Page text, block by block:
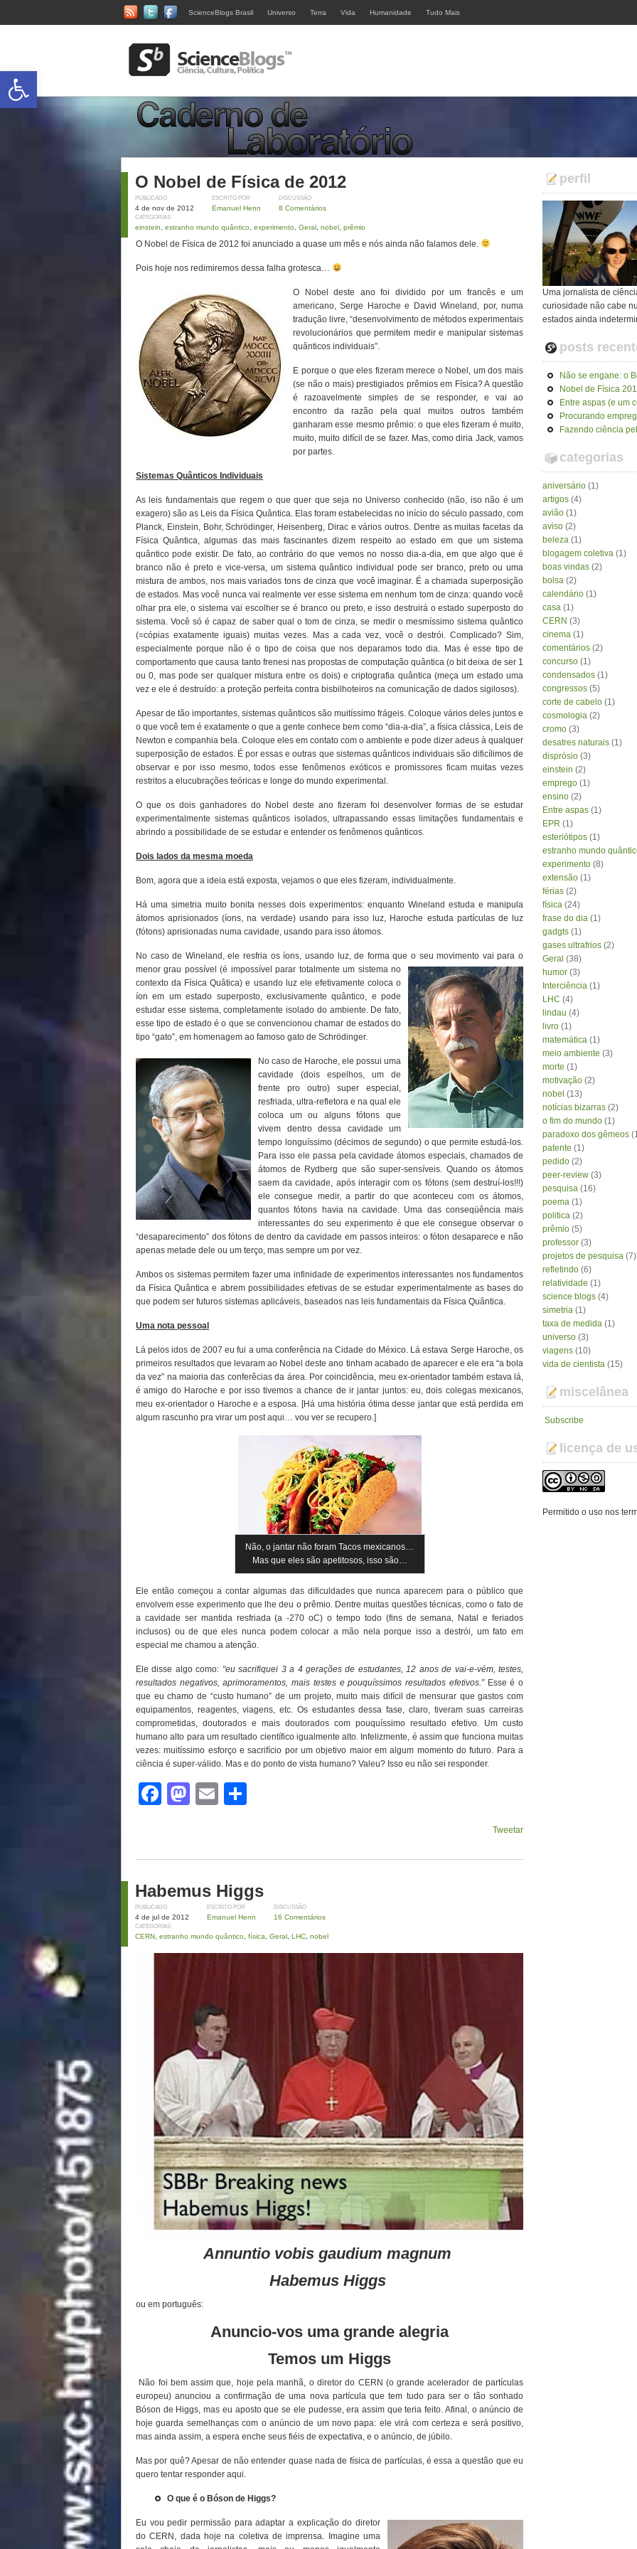
ScienceBlogs Brasil Universo Terra Vida Humanidade Tudo Mais
O Nobel de Física de 2012
PUBLICADO
4 de nov de 2012
ESCRITO POR
Emanuel Henn
DISCUSSÃO
8 Comentários
CATEGORIAS
einstein estranho mundo quântico experimento Geral nobel prêmio
O Nobel de Física de 2012 foi anunciado a quase um mês e nós ainda não falamos dele.
Pois hoje nos redimiremos dessa falha grotesca…
O Nobel deste ano foi dividido por um francês e um
americano, Serge Haroche e David Wineland, por, numa
tradução livre, “desenvolvimento de métodos experimentais
revolucionários que permitem medir e manipular sistemas
quânticos individuais”.
E porque o que eles fizeram merece o Nobel, um dos mais
(se não o mais) prestigiados prêmios em Física? A questão
é razoavelmente simples de se responder, e vai ao
encontro da razão pela qual muitos outros também
ganharam esse mesmo prêmio: o que eles fizeram é muito,
muito, muito difícil de se fazer. Mas, como diria Jack, vamos
por partes.
Sistemas Quânticos Individuais
As leis fundamentais que regem o que quer que seja no Universo conhecido (não, iso não é um
exagero) são as Leis da Física Quântica. Elas foram estabelecidas no início do século passado, com
Planck, Einstein, Bohr, Schrödinger, Heisenberg, Dirac e vários outros. Dentre as muitas facetas da
Física Quântica, algumas das mais fascinantes dizem respeito ao estado em que um sistema
quântico pode existir. De fato, ao contrário do que vemos no nosso dia-a-dia, em que algo que é
branco não é preto e vice-versa, um sistema quântico individual pode ser branco, preto ou uma
mistura de ambos, nos mais variados tons de cinza que você imaginar. É a chamada superposição
de estados. Mas você nunca vai realmente ver esse sistema em nenhum tom de cinza: quando você
olhar pra ele, o sistema vai escolher se é branco ou preto, e isso destruirá o estado superposto do
sistema. Você só é capaz de saber qual o tom de cinza, se medir o mesmíssimo sistema quântico
(=cópias exatamente iguais) muitas vezes. Mas a cada vez, você o destrói. Complicado? Sim,
especialmente porque não é o tipo de coisa que nos deparamos todo dia. Mas é esse tipo de
comportamento que causa tanto frenesi nas propostas de computação quântica (o bit deixa de ser 1
ou 0, mas pode ser qualquer mistura entre os dois) e criptografia quântica (meça um estado uma
vez e ele é destruído: a proteção perfeita contra bisbilhoteiros na comunicação de dados sigilosos).
Apesar de tão importantes, sistemas quânticos são muitíssimo frágeis. Coloque vários deles juntos e
o que você tem é exatamente o que a gente conhece bem como “dia-a-dia”, a física clássica, Leis de
Newton e companhia bela. Coloque eles em contato com o ambiente e pode dizer adeus à qualquer
superposição de estados. É por essas e outras que sistemas quânticos individuais são dificílimos de
observar e por isso mesmo, todos esse fenômenos exóticos e promissores ficam muitas vezes
restritos a elucubrações teóricas e longe do mundo experimental.
O que os dois ganhadores do Nobel deste ano fizeram foi desenvolver formas de se estudar
experimentalmente sistemas quânticos isolados, ultrapassando essas limitações fundamentais e
abrindo a possibilidade de se estudar e entender os fenômenos quânticos.
Dois lados da mesma moeda
Bom, agora que a ideia está exposta, vejamos o que eles fizeram, individualmente.
Há uma simetria muito bonita nesses dois experimentos: enquanto Wineland estuda e manipula
átomos aprisionados (íons, na verdade) usando para isso luz, Haroche estuda partículas de luz
(fótons) aprisionadas numa cavidade, usando para isso átomos.
No caso de Wineland, ele resfria os íons, usando luz, de forma que o seu movimento vai para o
menor grau possível (é impossível parar totalmente um sistema no
contexto da Física Quâtica) e usando luz ele efetivamente coloca o
íon em um estado superposto, exclusivamente quântico, e pode
estudar esse sistema, completamente isolado do ambiente. De fato,
esse tipo de estado é o que se convencionou chamar de estados do
tipo “gato”, em homenagem ao famoso gato de Schrödinger.
No caso de Haroche, ele possui uma
cavidade (dois espelhos, um de
frente pro outro) super especial,
resfriada, ultra-refletora e na qual ele
coloca um ou alguns fótons que
vivem dentro dessa cavidade um
tempo longuíssimo (décimos de segundo) o que permite estudá-los.
Para isso ele passa pela cavidade átomos especiais, chamados de
átomos de Rydberg que são super-sensíveis. Quando os átomos
saem da cavidade, após interagir com os fótons (sem destruí-los!!!)
ele consegue medir, a partir do que aconteceu com os átomos,
quantos fótons havia na cavidade. Uma das conseqüência mais
interessantes do seu experimento é que ele consegue observar o
“desaparecimento” dos fótons de dentro da cavidade em passos inteiros: o fóton desaparece e não
apenas metade dele ou um terço, mas sempre um por vez.
Ambos os sistemas permitem fazer uma infinidade de experimentos interessantes nos fundamentos
da Física Quântica e abrem possibilidades efetivas de se estudar experimentalmente as bases do
que podem ser futuros sistemas aplicáveis, baseados nas leis fundamentais da Física Quântica.
Uma nota pessoal
Lá pelos idos de 2007 eu fui a uma conferência na Cidade do México. Lá estava Serge Haroche, os
primeiros resultados que levaram ao Nobel deste ano tinham acabado de aparecer e ele era “a bola
da vez” na maioria das conferêcias da área. Por coincidência, meu ex-orientador também estava lá,
é amigo do Haroche e por isso tivemos a chance de ir jantar juntos: eu, dois colegas mexicanos,
meu ex-orientador o Haroche e a esposa. [Há uma história ótima desse jantar que está perdida em
algum rascunho pra virar um post aqui… vou ver se recupero.]
Não, o jantar não foram Tacos mexicanos…
Mas que eles são apetitosos, isso são…
Ele então começou a contar algumas das dificuldades que nunca aparecem para o público que
envolvem esse experimento que lhe deu o prêmio. Dentre muitas questões técnicas, como o fato de
a cavidade ser mantida resfriada (a -270 oC) o tempo todo (fins de semana, Natal e feriados
inclusos) ou de que eles nunca podem colocar a mão nela porque isso a destrói, um fato em
especial me chamou a atenção.
Ele disse algo como: “eu sacrifiquei 3 a 4 gerações de estudantes, 12 anos de vai-e-vém, testes,
resultados negativos, aprimoramentos, mais testes e pouquíssimos resultados efetivos.”Esse é o
que eu chamo de “custo humano” de um projeto, muito mais difícil de mensurar que gastos com
equipamentos, reagentes, viagens, etc. Os estudantes dessa fase, claro, tiveram suas carreiras
comprometidas, doutorados e mais doutorados com pouquíssimo resultado efetivo. Um custo
humano alto para um resultado científico igualmente alto. Infelizmente, é assim que funciona muitas
vezes: muitíssimo esforço e sacrifício por um objetivo maior em algum momento do futuro. Para a
ciência é super-válido. Mas e do ponto de vista humano? Valeu? Isso eu não sei responder.
Facebook
Mastodon
Email
Tweetar
Habemus Higgs
PUBLICADO
4 de jul de 2012
ESCRITO POR
Emanuel Henn
DISCUSSÃO
16 Comentários
CATEGORIAS
CERN estranho mundo quântico física Geral LHC nobel
Annuntio vobis gaudium magnum
Habemus Higgs
ou em português:
Anuncio-vos uma grande alegria
Temos um Higgs
Não foi bem assim que, hoje pela manhã, o diretor do CERN (o grande acelerador de partículas
europeu) anunciou a confirmação de uma nova partícula que tem tudo para ser o tão sonhado
Bóson de Higgs, mas eu aposto que se ele pudesse, era assim que teria feito. Afinal, o anúncio de
hoje guarda semelhanças com o anúncio de um novo papa: ele virá com certeza e será positivo,
mas ainda assim, a espera enche seus fiéis de expectativa, e o anúncio, de júbilo.
Mas por quê? Apesar de não entender quase nada de física de partículas, é essa a questão que eu
quero tentar responder aqui.
O que é o Bóson de Higgs?
Eu vou pedir permissão para adaptar a explicação do diretor
do CERN, dada hoje na coletiva de imprensa. Imagine uma
perfil
Uma jornalista de
curiosidade não cabe
estados ainda
posts
Não se engane: o
Nobel de Física
Entre aspas (e um
Procurando
Fazendo ciência
categorias
aniversário (1)
artigos (4)
avião (1)
aviso (2)
beleza (1)
blogagem coletiva (1)
boas vindas (2)
bolsa (2)
calendário (1)
casa (1)
CERN (3)
cinema (1)
comentários (2)
concurso (1)
condensados (1)
congressos (5)
corte de cabelo (1)
cosmologia (2)
cromo (3)
desatres naturais (1)
disprósio (3)
einstein (2)
emprego (1)
ensino (2)
Entre aspas (1)
EPR (1)
esteriótipos (1)
estranho mundo
experimento (8)
extensão (1)
férias (2)
física (24)
frase do dia (1)
gadgts (1)
gases ultrafrios (2)
Geral (38)
humor (3)
Interciência (1)
LHC (4)
lindau (4)
livro (1)
matemática (1)
meio ambiente (3)
morte (1)
motivação (2)
nobel (13)
notícias bizarras (2)
o fim do mundo (1)
paradoxo dos gêmeos
patente (1)
pedido (2)
peer-review (3)
pesquisa (16)
poema (1)
politica (2)
prêmio (5)
professor (3)
projetos de pesquisa (7)
refletindo (6)
relatividade (1)
science blogs (4)
simetria (1)
taxa de medida (1)
universo (3)
viagens (10)
vida de cientista (15)
miscelânea
Subscribe
licença de
Permitido o uso nos
Abrir a barra de ferramentas